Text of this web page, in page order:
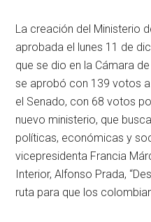
La creación del Ministerio
aprobada el lunes 11 de
que se dio en la Cámara
se aprobó con 139 votos
el Senado, con 68 votos
nuevo ministerio, que
políticas, económicas y
vicepresidenta Francia
Interior, Alfonso Prada,
ruta para que los